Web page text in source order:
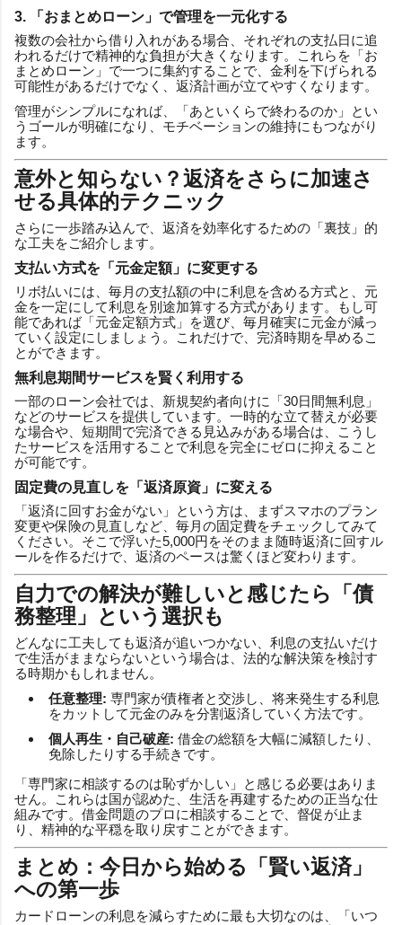
3. 「おまとめローン」で管理を一元化する
複数の会社から借り入れがある場合、それぞれの支払日に追
われるだけで精神的な負担が大きくなります。これらを「お
まとめローン」で一つに集約することで、金利を下げられる
可能性があるだけでなく、返済計画が立てやすくなります。
管理がシンプルになれば、「あといくらで終わるのか」とい
うゴールが明確になり、モチベーションの維持にもつながり
ます。
意外と知らない？返済をさらに加速さ
せる具体的テクニック
さらに一歩踏み込んで、返済を効率化するための「裏技」的
な工夫をご紹介します。
支払い方式を「元金定額」に変更する
リボ払いには、毎月の支払額の中に利息を含める方式と、元
金を一定にして利息を別途加算する方式があります。もし可
能であれば「元金定額方式」を選び、毎月確実に元金が減っ
ていく設定にしましょう。これだけで、完済時期を早めるこ
とができます。
無利息期間サービスを賢く利用する
一部のローン会社では、新規契約者向けに「30日間無利息」
などのサービスを提供しています。一時的な立て替えが必要
な場合や、短期間で完済できる見込みがある場合は、こうし
たサービスを活用することで利息を完全にゼロに抑えること
が可能です。
固定費の見直しを「返済原資」に変える
「返済に回すお金がない」という方は、まずスマホのプラン
変更や保険の見直しなど、毎月の固定費をチェックしてみて
ください。そこで浮いた5,000円をそのまま随時返済に回すル
ールを作るだけで、返済のペースは驚くほど変わります。
自力での解決が難しいと感じたら「債
務整理」という選択も
どんなに工夫しても返済が追いつかない、利息の支払いだけ
で生活がままならないという場合は、法的な解決策を検討す
る時期かもしれません。
任意整理: 専門家が債権者と交渉し、将来発生する利息
をカットして元金のみを分割返済していく方法です。
個人再生・自己破産: 借金の総額を大幅に減額したり、
免除したりする手続きです。
「専門家に相談するのは恥ずかしい」と感じる必要はありま
せん。これらは国が認めた、生活を再建するための正当な仕
組みです。借金問題のプロに相談することで、督促が止ま
り、精神的な平穏を取り戻すことができます。
まとめ：今日から始める「賢い返済」
への第一歩
カードローンの利息を減らすために最も大切なのは、「いつ